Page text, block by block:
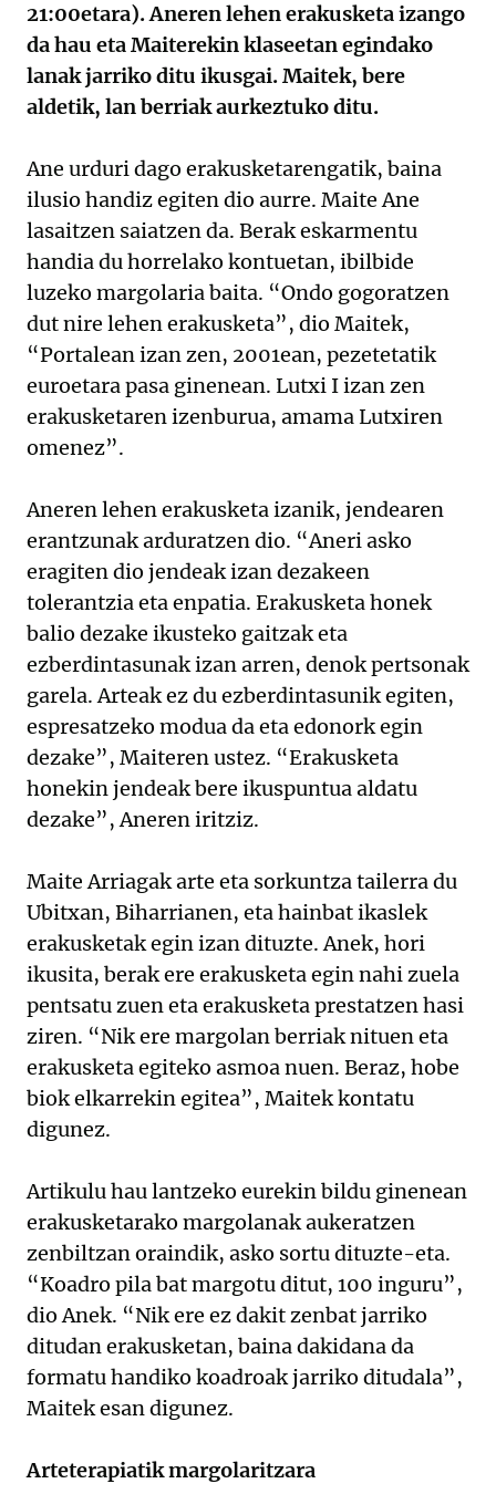
21:00etara). Aneren lehen erakusketa izango
da hau eta Maiterekin klaseetan egindako
lanak jarriko ditu ikusgai. Maitek, bere
aldetik, lan berriak aurkeztuko ditu.
Ane urduri dago erakusketarengatik, baina
ilusio handiz egiten dio aurre. Maite Ane
lasaitzen saiatzen da. Berak eskarmentu
handia du horrelako kontuetan, ibilbide
luzeko margolaria baita. “Ondo gogoratzen
dut nire lehen erakusketa”, dio Maitek,
“Portalean izan zen, 2001ean, pezetetatik
euroetara pasa ginenean. Lutxi I izan zen
erakusketaren izenburua, amama Lutxiren
omenez”.
Aneren lehen erakusketa izanik, jendearen
erantzunak arduratzen dio. “Aneri asko
eragiten dio jendeak izan dezakeen
tolerantzia eta enpatia. Erakusketa honek
balio dezake ikusteko gaitzak eta
ezberdintasunak izan arren, denok pertsonak
garela. Arteak ez du ezberdintasunik egiten,
espresatzeko modua da eta edonork egin
dezake”, Maiteren ustez. “Erakusketa
honekin jendeak bere ikuspuntua aldatu
dezake”, Aneren iritziz.
Maite Arriagak arte eta sorkuntza tailerra du
Ubitxan, Biharrianen, eta hainbat ikaslek
erakusketak egin izan dituzte. Anek, hori
ikusita, berak ere erakusketa egin nahi zuela
pentsatu zuen eta erakusketa prestatzen hasi
ziren. “Nik ere margolan berriak nituen eta
erakusketa egiteko asmoa nuen. Beraz, hobe
biok elkarrekin egitea”, Maitek kontatu
digunez.
Artikulu hau lantzeko eurekin bildu ginenean
erakusketarako margolanak aukeratzen
zenbiltzan oraindik, asko sortu dituzte-eta.
“Koadro pila bat margotu ditut, 100 inguru”,
dio Anek. “Nik ere ez dakit zenbat jarriko
ditudan erakusketan, baina dakidana da
formatu handiko koadroak jarriko ditudala”,
Maitek esan digunez.
Arteterapiatik margolaritzara